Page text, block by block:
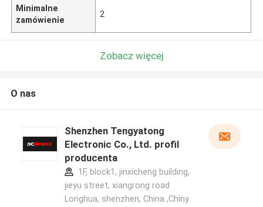
Minimalne
zamówienie
2
Zobacz więcej
O nas
Shenzhen Tengyatong
Electronic Co., Ltd. profil
producenta
1F, block1, jinxicheng building,
jieyu street, xiangrong road
Longhua, shenzhen, China ,Chiny